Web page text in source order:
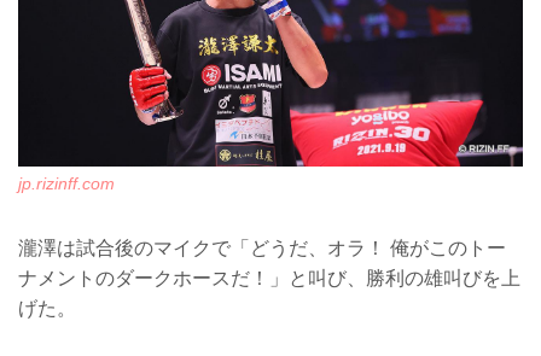
jp.rizinff.com
瀧澤は試合後のマイクで「どうだ、オラ！ 俺がこのトー
ナメントのダークホースだ！」と叫び、勝利の雄叫びを上
げた。